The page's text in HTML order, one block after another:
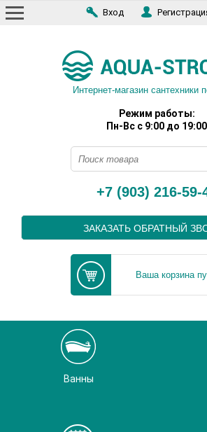
Вход
Интернет-магазин сантехники
Режим работы:
Пн-Вс с 9:00 до 19:00
+7 (903) 216-59-
ЗАКАЗАТЬ ОБРАТНЫЙ
Ваша корзина
Ванны